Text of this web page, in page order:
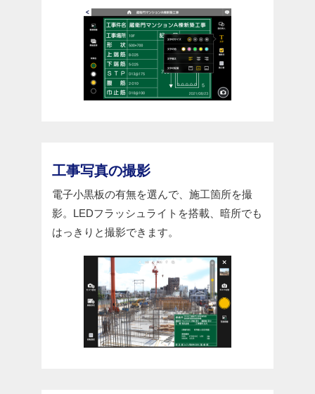
工事写真の撮影
電子小黒板の有無を選んで、施工箇所を撮
影。LEDフラッシュライトを搭載、暗所でも
はっきりと撮影できます。